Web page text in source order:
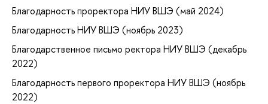
Благодарность проректора НИУ ВШЭ (май 2024)
Благодарность НИУ ВШЭ (ноябрь 2023)
Благодарственное письмо ректора НИУ ВШЭ (декабрь
2022)
Благодарность первого проректора НИУ ВШЭ (ноябрь
2022)